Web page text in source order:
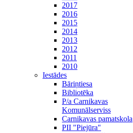
2017
2016
2015
2014
2013
2012
2011
2010
Iestādes
Bāriņtiesa
Bibliotēka
P/a Carnikavas
Komunālserviss
Carnikavas pamatskola
PII "Piejūra"